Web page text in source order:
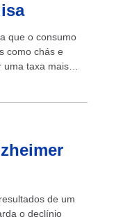
que o consumo
como chás e
uma taxa mais
de um
o declínio